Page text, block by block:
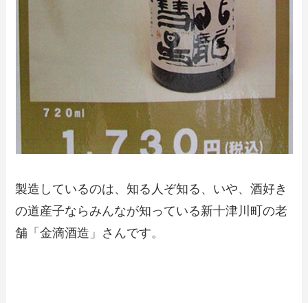
製造しているのは、知る人ぞ知る、いや、酒好き
の道産子ならみんなが知っている新十津川町の老
舗「金滴酒造」さんです。